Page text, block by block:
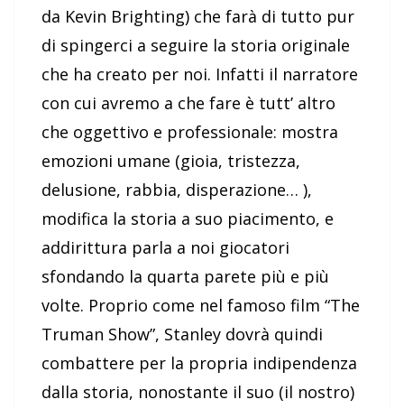
da Kevin Brighting) che farà di tutto pur
di spingerci a seguire la storia originale
che ha creato per noi. Infatti il narratore
con cui avremo a che fare è tutt’ altro
che oggettivo e professionale: mostra
emozioni umane (gioia, tristezza,
delusione, rabbia, disperazione… ),
modifica la storia a suo piacimento, e
addirittura parla a noi giocatori
sfondando la quarta parete più e più
volte. Proprio come nel famoso film “The
Truman Show”, Stanley dovrà quindi
combattere per la propria indipendenza
dalla storia, nonostante il suo (il nostro)